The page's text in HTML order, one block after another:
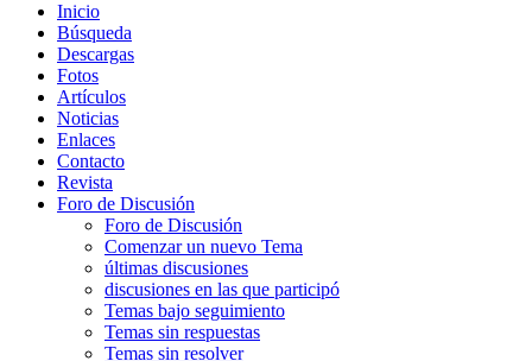
Inicio
Búsqueda
Descargas
Fotos
Artículos
Noticias
Enlaces
Contacto
Revista
Foro de Discusión
Foro de Discusión
Comenzar un nuevo Tema
últimas discusiones
discusiones en las que participó
Temas bajo seguimiento
Temas sin respuestas
Temas sin resolver